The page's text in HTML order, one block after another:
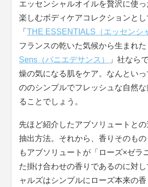
エッセンシャルオイルを贅沢に使
楽しむボディケアコレクションと
「THE ESSENTIALS（エッセンシ
フランスの乾いた気候から生まれた
Sens（パニエデサンス）
」社なら
燥の気になる肌をケア。なんとい
ののシンプルでフレッシュな自然
ることでしょう。
先ほど紹介したアブソリュートと
抽出方法。それから、香りそのも
もアブソリュートが「ローズ×ゼラ
た掛け合わせの香りであるのに対
ャルズはシンプルにローズ本来の